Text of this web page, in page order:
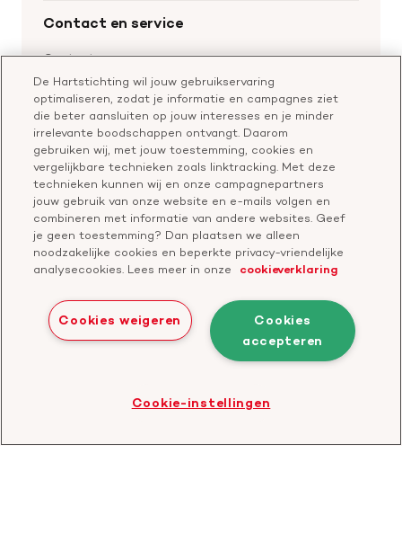
Materialen bestellen
Aanmelden nieuwsbrief
Leer reanimeren
Geef ter nagedachtenis
Start een actie
Contact en service
Contactgegevens
Bel of chat met een voorlichter
Vragen over donateurschap
Klachtenformulier
Check je gesprek
Doneer
Bezoek
onze
Facebook
Bezoek
ons
YouTube
Bezoek
onze
LinkedIn
Bezoek
onze
TikTok
profiel
Bezoek
onze
Twitter
profiel
Bezoek
onze
Threads
profiel
Privacyverklaring
Bezoek
De Hartstichting wil jouw gebruikservaring
optimaliseren, zodat je informatie en campagnes ziet
die beter aansluiten op jouw interesses en je minder
irrelevante boodschappen ontvangt. Daarom
gebruiken wij, met jouw toestemming, cookies en
vergelijkbare technieken zoals linktracking. Met deze
technieken kunnen wij en onze campagnepartners
jouw gebruik van onze website en e-mails volgen en
combineren met informatie van andere websites. Geef
je geen toestemming? Dan plaatsen we alleen
noodzakelijke cookies en beperkte privacy-vriendelijke
analysecookies. Lees meer in onze
cookieverklaring
Cookies
accepteren
Cookies weigeren
Cookie-instellingen